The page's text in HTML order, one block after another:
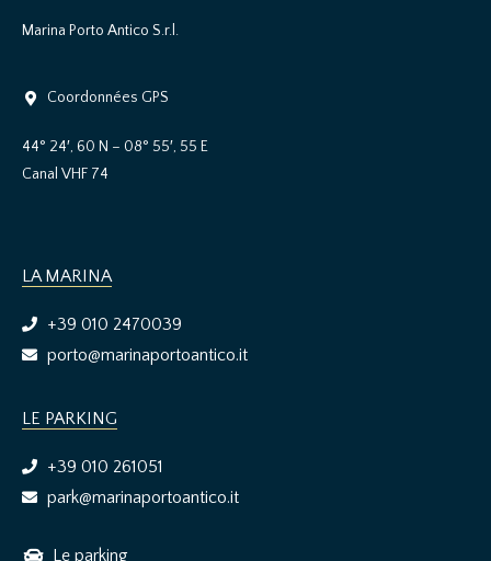
Marina Porto Antico S.r.l.
Coordonnées GPS
44° 24′, 60 N – 08° 55′, 55 E
Canal VHF 74
LA MARINA
+39 010 2470039
porto@marinaportoantico.it
LE PARKING
+39 010 261051
park@marinaportoantico.it
Le parking